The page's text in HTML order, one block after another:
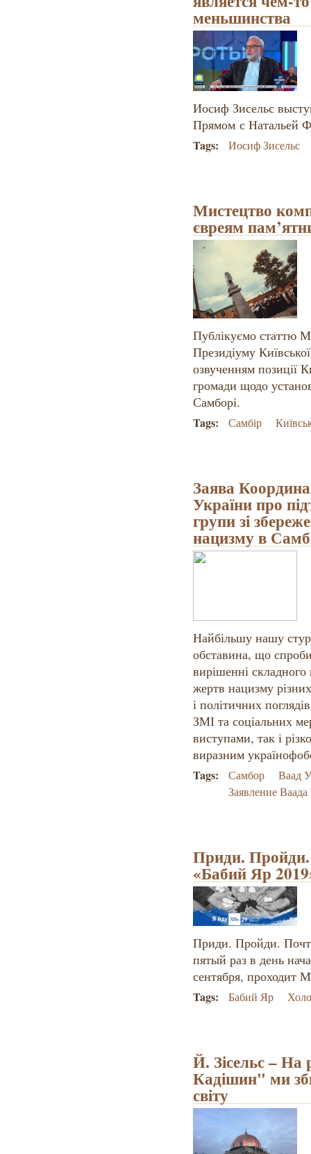
меньшинства
Иосиф Зисельс
Прямом с Натальей
Tags: Иосиф Зисельс
Мистецтво
євреям
Публікуємо статтю
Президіуму
озвученням позиції
громади щодо
Самборі.
Tags: Самбір
Заява
України про
групи зі
нацизму в
Найбільшу нашу
обставина, що
вирішенні
жертв нацизму
і політичних
ЗМІ та соціальних
виступами, так і
виразним
Tags: Самбор
Ваад
Заявление
Приди.
«Бабий Яр
Приди. Пройди.
пятый раз в день
сентября, проходит
Tags: Бабий Яр
Й. Зісельс – На
Кадішин" ми
світу